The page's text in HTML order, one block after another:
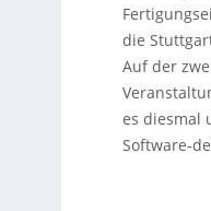
die
Auf der
es diesmal
Software-